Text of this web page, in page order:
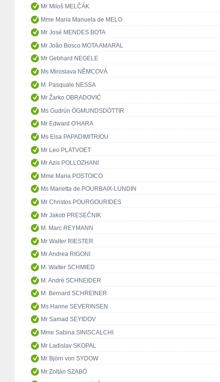
Mr Miloš MELČÁK
Mme Maria Manuela de MELO
Mr José MENDES BOTA
Mr João Bosco MOTA AMARAL
Mr Gebhard NEGELE
Ms Miroslava NĚMCOVÁ
M. Pasquale NESSA
Mr Žarko OBRADOVIĆ
Ms Gudrún ÖGMUNDSDÓTTIR
Mr Edward O'HARA
Ms Elsa PAPADIMITRIOU
Mr Leo PLATVOET
Mr Azis POLLOZHANI
Mme Maria POSTOICO
Ms Marietta de POURBAIX-LUNDIN
Mr Christos POURGOURIDES
Mr Jakob PRESEČNIK
M. Marc REYMANN
Mr Walter RIESTER
Mr Andrea RIGONI
M. Walter SCHMIED
M. André SCHNEIDER
M. Bernard SCHREINER
Ms Hanne SEVERINSEN
Mr Samad SEYIDOV
Mme Sabina SINISCALCHI
Mr Ladislav SKOPAL
Mr Björn von SYDOW
Mr Zoltán SZABÓ